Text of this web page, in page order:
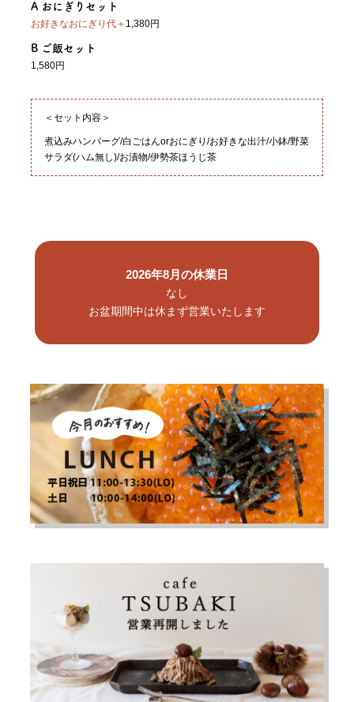
A おにぎりセット
お好きなおにぎり代＋ 1,380円
B ご飯セット
1,580円
＜セット内容＞
煮込みハンバーグ/白ごはんorおにぎり/お好きな出汁/小鉢/野菜
サラダ(ハム無し)/お漬物/伊勢茶ほうじ茶
2026年8月の休業日
なし
お盆期間中は休まず営業いたします